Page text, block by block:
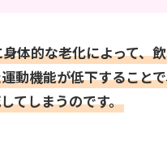
体的な老化によって、
動機能が低下すること
てしまうのです。